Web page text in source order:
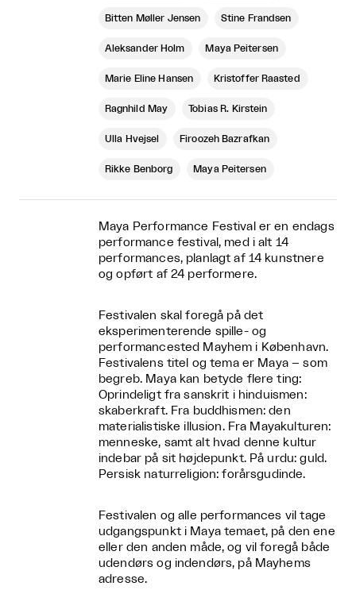
Bitten Møller Jensen Stine Frandsen
Aleksander Holm Maya Peitersen
Marie Eline Hansen Kristoffer Raasted
Ragnhild May Tobias R. Kirstein
Ulla Hvejsel Firoozeh Bazrafkan
Rikke Benborg Maya Peitersen
Maya Performance Festival er en endags
performance festival, med i alt 14
performances, planlagt af 14 kunstnere
og opført af 24 performere.
Festivalen skal foregå på det
eksperimenterende spille- og
performancested Mayhem i København.
Festivalens titel og tema er Maya – som
begreb. Maya kan betyde flere ting:
Oprindeligt fra sanskrit i hinduismen:
skaberkraft. Fra buddhismen: den
materialistiske illusion. Fra Mayakulturen:
menneske, samt alt hvad denne kultur
indebar på sit højdepunkt. På urdu: guld.
Persisk naturreligion: forårsgudinde.
Festivalen og alle performances vil tage
udgangspunkt i Maya temaet, på den ene
eller den anden måde, og vil foregå både
udendørs og indendørs, på Mayhems
adresse.